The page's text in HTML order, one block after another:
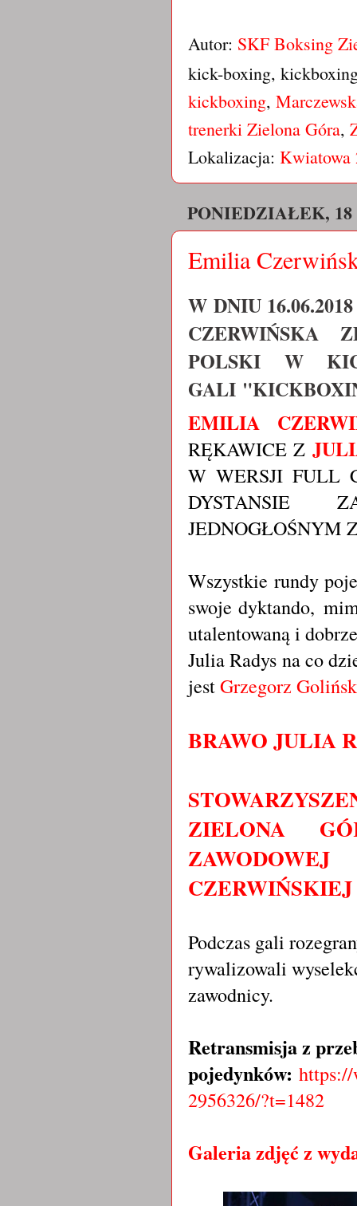
Autor: SKF Boksing
kick-boxing,
kickboxing,
trenerki Zielona Góra,
Lokalizacja: Kwiatowa
PONIEDZIAŁEK, 18
Emilia
W DNIU
CZERWIŃSKA
POLSKI W
GALI
EMILIA
RĘKAWICE Z
W WERSJI FULL
DYSTANSIE
JEDNOGŁOŚNYM
Wszystkie rundy
swoje dyktando,
utalentowaną i
Julia Radys na co
jestGrzegorz
BRAWO JULIA
ZIELONA
Podczas gali
rywalizowali
zawodnicy.
Retransmisja z
pojedynków:
2956326/?t=1482
Galeria zdjęć z